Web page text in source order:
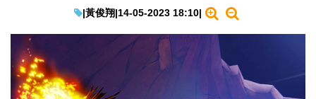
|黃俊翔|14-05-2023 18:10|